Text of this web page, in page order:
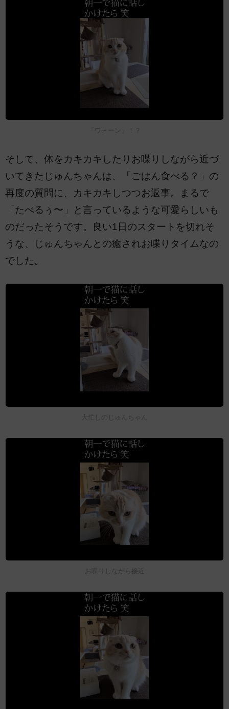
「ワォーン」！？
そして、体をカキカキしたりお喋りしながら近づ
いてきたじゅんちゃんは、「ごはん食べる？」の
再度の質問に、カキカキしつつお返事。まるで
「たべるぅ〜」と言っているような可愛らしいも
のだったそうです。良い1日のスタートを切れそ
うな、じゅんちゃんとの癒されお喋りタイムなの
でした。
大忙しのじゅんちゃん
お喋りしながら接近